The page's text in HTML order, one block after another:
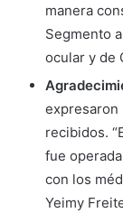
manera
Segmento
ocular y de
expresaron
recibidos.
fue
con los
Yeimy